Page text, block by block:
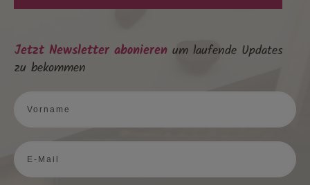
Jetzt Newsletter abonieren um laufende Updates
zu bekommen